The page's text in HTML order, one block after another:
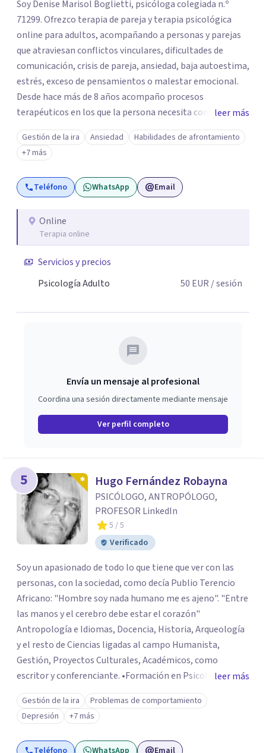
Soy Denise Marisol Boglietti, psicóloga colegiada n.º
71299. Ofrezco terapia de pareja y terapia psicológica
online para adultos, acompañando a personas y parejas
que atraviesan conflictos vinculares, dificultades de
comunicación, crisis de pareja, ansiedad, baja autoestima,
estrés, exceso de pensamientos o malestar emocional.
Desde hace más de 8 años acompaño procesos
terapéuticos en los que la persona necesita comprender
mejor lo que le ocurre, ordenar su mundo emocional y
revisar patrones que se repiten en sus relaciones. Trabajo
con parejas que sienten distancia, discusiones frecuentes,
falta de confianza, dificultades para expresar lo que
necesitan o dinámicas que generan desgaste. También
ansiedad, inseguridad, autoestima, duelo, insomnio y
dificultades emocionales.
leer más
Gestión de la ira Ansiedad
Habilidades de afrontamiento
+7 más
Teléfono WhatsApp Email
Online
Terapia online
Servicios y precios
Psicología Adulto
50 EUR / sesión
Envía un mensaje al profesional
Coordina una sesión directamente mediante mensaje
Ver perfil completo
5 Hugo Fernández Robayna
PSICÓLOGO, ANTROPÓLOGO,
PROFESOR LinkedIn
5 / 5
Verificado
Soy un apasionado de todo lo que tiene que ver con las
personas, con la sociedad, como decía Publio Terencio
Africano: "Hombre soy nada humano me es ajeno". "Entre
las manos y el cerebro debe estar el corazón"
Antropología e Idiomas, Docencia, Historia, Arqueología
y el resto de Ciencias ligadas al campo Humanista,
Gestión, Proyectos Culturales, Académicos, como
escritor y conferenciante. •Formación en Psicología
Cognitivo-Conductual, Gestalt,
Conductista/Experimental, Terapia Sistémica,
Psychologie des Profondeurs/Psicoanálisis/Analítica, C.
Post-racionalista, Psicología Social y de las
leer más
Gestión de la ira
Problemas de comportamiento
Depresión
+7 más
Teléfono WhatsApp Email